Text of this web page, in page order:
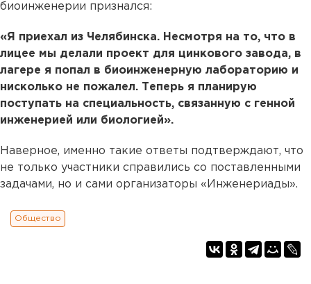
биоинженерии признался:
«Я приехал из Челябинска. Несмотря на то, что в
лицее мы делали проект для цинкового завода, в
лагере я попал в биоинженерную лабораторию и
нисколько не пожалел. Теперь я планирую
поступать на специальность, связанную с генной
инженерией или биологией».
Наверное, именно такие ответы подтверждают, что
не только участники справились со поставленными
задачами, но и сами организаторы «Инженериады».
Общество